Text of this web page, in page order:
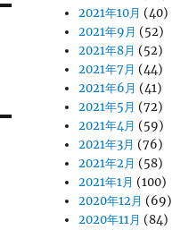
2021年10月 (40)
2021年9月 (52)
2021年8月 (52)
2021年7月 (44)
2021年6月 (41)
2021年5月 (72)
2021年4月 (59)
2021年3月 (76)
2021年2月 (58)
2021年1月 (100)
2020年12月 (69)
2020年11月 (84)